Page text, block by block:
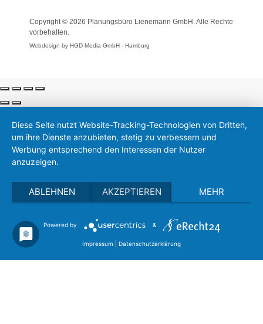
Copyright © 2026 Planungsbüro Lienemann GmbH. Alle Rechte
vorbehalten.
Webdesign by HGD-Media GmbH - Hamburg
Diese Seite nutzt Website-Tracking-Technologien von Dritten,
um ihre Dienste anzubieten, stetig zu verbessern und
Werbung entsprechend den Interessen der Nutzer
anzuzeigen.
ABLEHNEN AKZEPTIEREN MEHR
Powered by &
Impressum Datenschutzerklärung